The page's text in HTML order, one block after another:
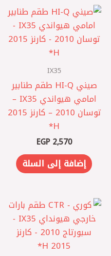
IX35
صيني HI-Q طقم طنابير
امامي هيواندي IX35 –
توسان 2010 – كارنز 2015
EGP2,570
إضافة إلى السلة